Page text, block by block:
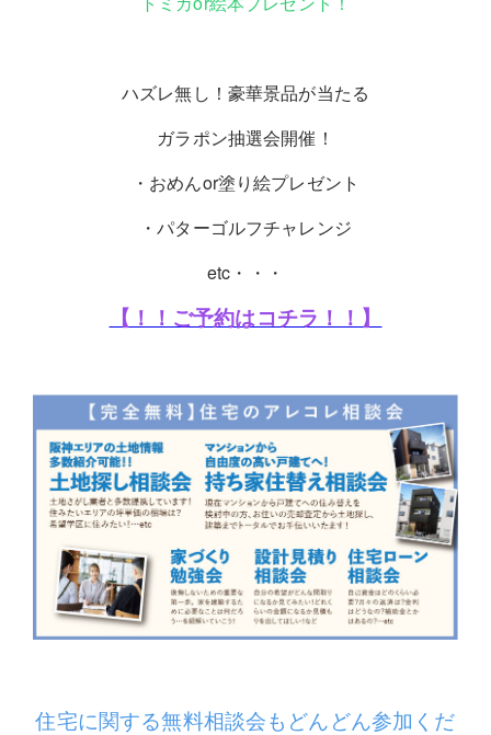
ハズレ無し！豪華景品が当たる
ガラポン抽選会開催！
・おめんor塗り絵プレゼント
・パターゴルフチャレンジ
etc・・・
【！！ご予約はコチラ！！】
住宅に関する無料相談会もどんどん参加くだ